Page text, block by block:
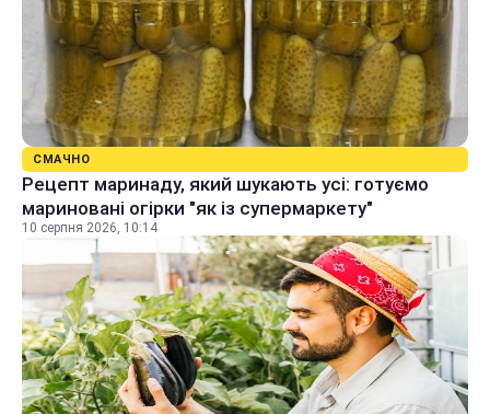
СМАЧНО
Рецепт маринаду, який шукають усі: готуємо
мариновані огірки "як із супермаркету"
10 серпня 2026, 10:14